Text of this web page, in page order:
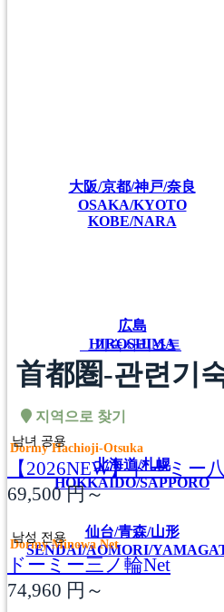
大阪/京都/神戸/奈良
OSAKA/KYOTO
KOBE/NARA
広島
HIROSHIMA
지역으로 찾기
北海道/札幌
HOKKAIDO/SAPPORO
仙台/青森/山形
SENDAI/AOMORI/
기숙사리스트
首都圏-관련기
남녀 공용
Dormy Hachioji-Otsuka
【2026NEW】ドーミー
69,500円～
남성 전용
Dormy Minowa Net
ドーミー三ノ輪Net
74,960 円～